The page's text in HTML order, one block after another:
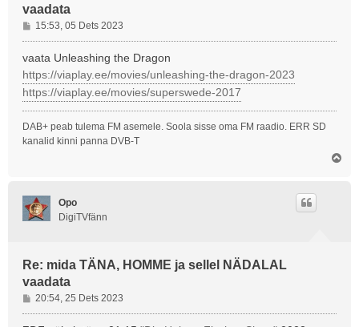
vaadata
P
o
s
i
t
u
s
15:53, 05 Dets 2023
vaata Unleashing the Dragon
https://viaplay.ee/movies/unleashing-the-dragon-2023
https://viaplay.ee/movies/superswede-2017
DAB+ peab tulema FM asemele. Soola sisse oma FM raadio. ERR SD
kanalid kinni panna DVB-T
Opo
DigiTVfänn
Re: mida TÄNA, HOMME ja sellel NÄDALAL
vaadata
P
o
20:54, 25 Dets 2023